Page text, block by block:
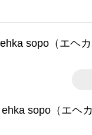
ehka sopo（エヘ
ehka sopo（エヘ